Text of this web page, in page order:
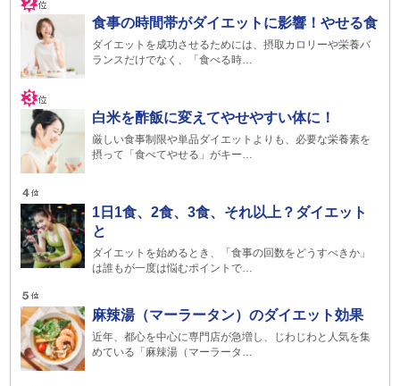
食事の時間帯がダイエットに影響！やせる食
ダイエットを成功させるためには、摂取カロリーや栄養バ
ランスだけでなく、「食べる時…
白米を酢飯に変えてやせやすい体に！
厳しい食事制限や単品ダイエットよりも、必要な栄養素を
摂って「食べてやせる」がキー…
1日1食、2食、3食、それ以上？ダイエット
と
ダイエットを始めるとき、「食事の回数をどうすべきか」
は誰もが一度は悩むポイントで…
麻辣湯（マーラータン）のダイエット効果
近年、都心を中心に専門店が急増し、じわじわと人気を集
めている「麻辣湯（マーラータ…